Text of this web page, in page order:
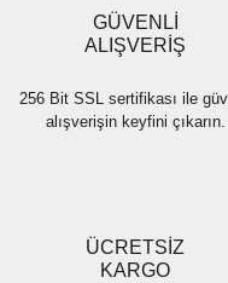
Ürün fiyatı diğer
Bu ürüne benzer farklı
GÜVENLİ
ALIŞVERİŞ
256 Bit SSL sertifikası ile
alışverişin keyfini çıkarın.
ÜCRETSİZ
KARGO